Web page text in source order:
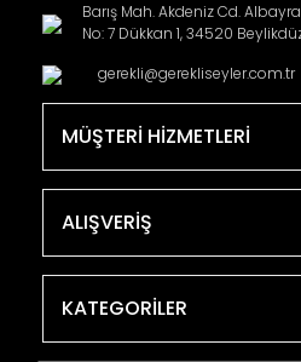
Barış Mah. Akdeniz Cd.
No: 7 Dükkan 1, 34520
gerekli@gerekliseyler.com.tr
MÜŞTERİ HİZMETLERİ
ALIŞVERİŞ
KATEGORİLER